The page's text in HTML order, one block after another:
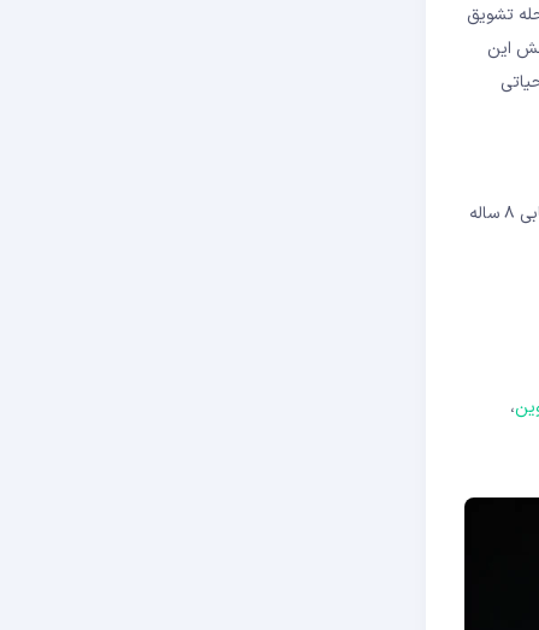
تشویق
این
در اوت ۲۰۲۴، مؤسسه ملی استانداردها و فناوری آمریکا (NIST) سه استاندارد رمزنگاری پسا-کوانتومی را رسماً منتشر کرد. این مرحله پایانی یک فرآیند ارزیابی ۸ ساله
،